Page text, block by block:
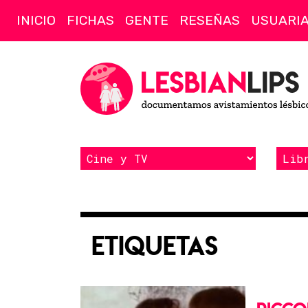
INICIO FICHAS GENTE RESEÑAS
Etiquetas